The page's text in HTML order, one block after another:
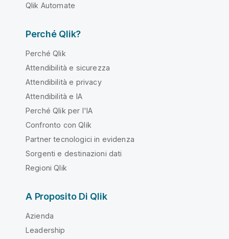
Qlik Automate
Perché Qlik?
Perché Qlik
Attendibilità e sicurezza
Attendibilità e privacy
Attendibilità e IA
Perché Qlik per l'IA
Confronto con Qlik
Partner tecnologici in evidenza
Sorgenti e destinazioni dati
Regioni Qlik
A Proposito Di Qlik
Azienda
Leadership